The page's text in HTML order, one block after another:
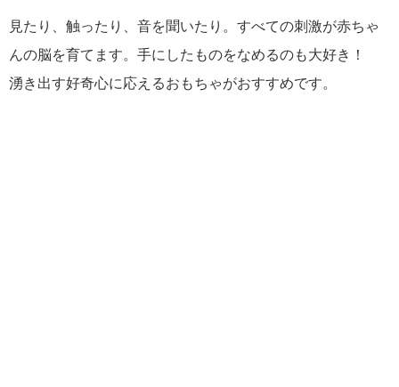
見たり、触ったり、音を聞いたり。すべての刺激が赤ちゃ
んの脳を育てます。手にしたものをなめるのも大好き！
湧き出す好奇心に応えるおもちゃがおすすめです。